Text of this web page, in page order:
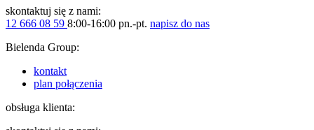
skontaktuj się z nami:
12 666 08 59 8:00-16:00 pn.-pt. napisz do nas
Bielenda Group:
kontakt
plan połączenia
obsługa klienta: